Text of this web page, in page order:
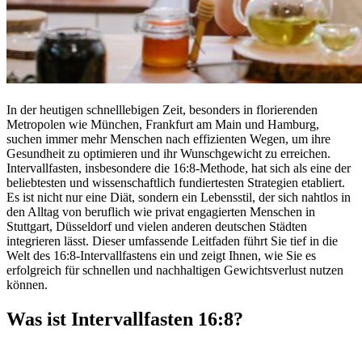
In der heutigen schnelllebigen Zeit, besonders in florierenden
Metropolen wie München, Frankfurt am Main und Hamburg,
suchen immer mehr Menschen nach effizienten Wegen, um ihre
Gesundheit zu optimieren und ihr Wunschgewicht zu erreichen.
Intervallfasten, insbesondere die 16:8-Methode, hat sich als eine der
beliebtesten und wissenschaftlich fundiertesten Strategien etabliert.
Es ist nicht nur eine Diät, sondern ein Lebensstil, der sich nahtlos in
den Alltag von beruflich wie privat engagierten Menschen in
Stuttgart, Düsseldorf und vielen anderen deutschen Städten
integrieren lässt. Dieser umfassende Leitfaden führt Sie tief in die
Welt des 16:8-Intervallfastens ein und zeigt Ihnen, wie Sie es
erfolgreich für schnellen und nachhaltigen Gewichtsverlust nutzen
können.
Was ist Intervallfasten 16:8?